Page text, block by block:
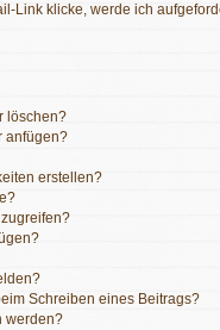
Link klicke, werde ich
löschen?
anfügen?
erstellen?
Schreiben eines Beitrags?
werden?